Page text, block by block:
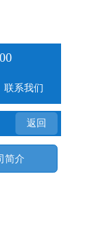
联系我们
返回
简介